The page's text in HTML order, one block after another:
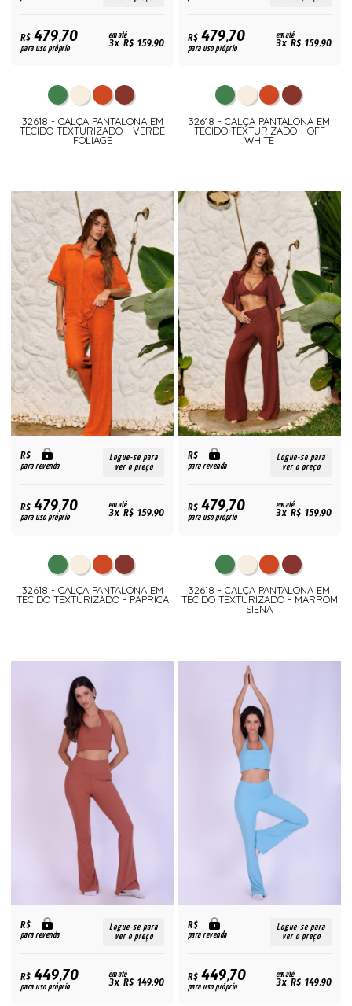
R$479,70
para uso próprio
em até
3x R$ 159,90
32618 - CALÇA PANTALONA EM
TECIDO TEXTURIZADO - VERDE
FOLIAGE
R$479,70
para uso próprio
em até
3x R$ 159,90
32618 - CALÇA PANTALONA EM
TECIDO TEXTURIZADO - OFF
WHITE
R$
para revenda
Logue-se para
ver o preço
R$479,70
para uso próprio
em até
3x R$ 159,90
32618 - CALÇA PANTALONA EM
TECIDO TEXTURIZADO - PÁPRICA
R$
para revenda
Logue-se para
ver o preço
R$479,70
para uso próprio
em até
3x R$ 159,90
32618 - CALÇA PANTALONA EM
TECIDO TEXTURIZADO - MARROM
SIENA
R$
para revenda
Logue-se para
ver o preço
R$449,70
para uso próprio
em até
3x R$ 149,90
R$
para revenda
Logue-se para
ver o preço
R$449,70
para uso próprio
em até
3x R$ 149,90